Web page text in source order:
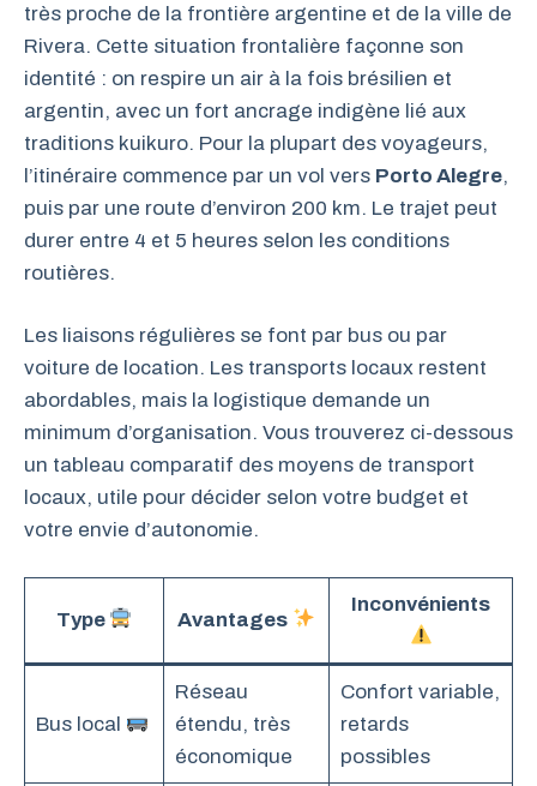
très proche de la frontière argentine et de la ville de
Rivera. Cette situation frontalière façonne son
identité : on respire un air à la fois brésilien et
argentin, avec un fort ancrage indigène lié aux
traditions kuikuro. Pour la plupart des voyageurs,
l’itinéraire commence par un vol vers Porto Alegre,
puis par une route d’environ 200 km. Le trajet peut
durer entre 4 et 5 heures selon les conditions
routières.
Les liaisons régulières se font par bus ou par
voiture de location. Les transports locaux restent
abordables, mais la logistique demande un
minimum d’organisation. Vous trouverez ci-dessous
un tableau comparatif des moyens de transport
locaux, utile pour décider selon votre budget et
votre envie d’autonomie.
Type Avantages
Inconvénients
Bus local
Réseau
étendu, très
économique
Confort variable,
retards
possibles